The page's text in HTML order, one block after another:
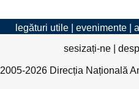
legături utile| evenimente|
sesizați-ne|
2005-2026 Direcția Națională